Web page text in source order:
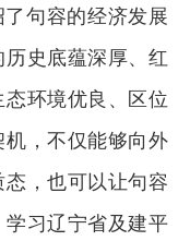
句容的经济发展
史底蕴深厚、红
环境优良、区位
，不仅能够向外
，也可以让句容
习辽宁省及建平